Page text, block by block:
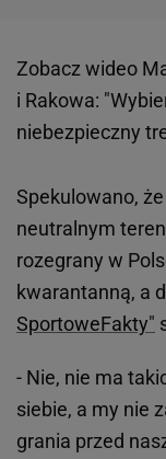
Zobacz wideo
i Rakowa:
niebezpieczny
Spekulowano,
neutralnym
rozegrany w
kwarantanną, a
SportoweFakty"
- Nie, nie ma
siebie, a my nie
grania przed